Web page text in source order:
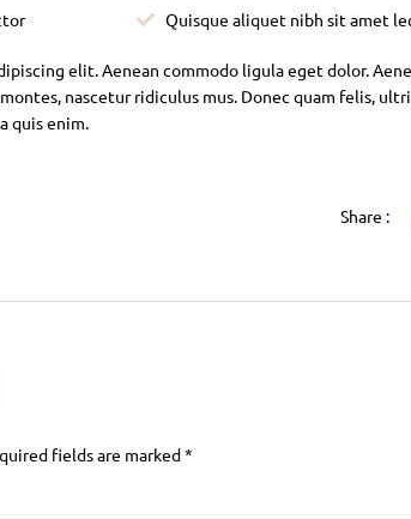
Quisque aliquet nibh sit amet
elit. Aenean commodo ligula eget dolor.
nascetur ridiculus mus. Donec quam felis,
quis enim.
Share :
fields are marked*